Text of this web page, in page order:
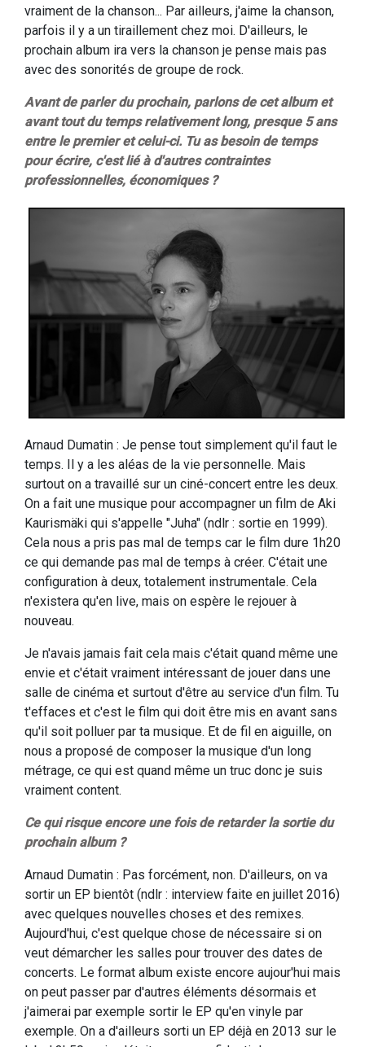
vraiment de la chanson... Par ailleurs, j'aime la chanson,
parfois il y a un tiraillement chez moi. D'ailleurs, le
prochain album ira vers la chanson je pense mais pas
avec des sonorités de groupe de rock.
Avant de parler du prochain, parlons de cet album et
avant tout du temps relativement long, presque 5 ans
entre le premier et celui-ci. Tu as besoin de temps
pour écrire, c'est lié à d'autres contraintes
professionnelles, économiques ?
Arnaud Dumatin : Je pense tout simplement qu'il faut le
temps. Il y a les aléas de la vie personnelle. Mais
surtout on a travaillé sur un ciné-concert entre les deux.
On a fait une musique pour accompagner un film de Aki
Kaurismäki qui s'appelle "Juha" (ndlr : sortie en 1999).
Cela nous a pris pas mal de temps car le film dure 1h20
ce qui demande pas mal de temps à créer. C'était une
configuration à deux, totalement instrumentale. Cela
n'existera qu'en live, mais on espère le rejouer à
nouveau.
Je n'avais jamais fait cela mais c'était quand même une
envie et c'était vraiment intéressant de jouer dans une
salle de cinéma et surtout d'être au service d'un film. Tu
t'effaces et c'est le film qui doit être mis en avant sans
qu'il soit polluer par ta musique. Et de fil en aiguille, on
nous a proposé de composer la musique d'un long
métrage, ce qui est quand même un truc donc je suis
vraiment content.
Ce qui risque encore une fois de retarder la sortie du
prochain album ?
Arnaud Dumatin : Pas forcément, non. D'ailleurs, on va
sortir un EP bientôt (ndlr : interview faite en juillet 2016)
avec quelques nouvelles choses et des remixes.
Aujourd'hui, c'est quelque chose de nécessaire si on
veut démarcher les salles pour trouver des dates de
concerts. Le format album existe encore aujour'hui mais
on peut passer par d'autres éléments désormais et
j'aimerai par exemple sortir le EP qu'en vinyle par
exemple. On a d'ailleurs sorti un EP déjà en 2013 sur le